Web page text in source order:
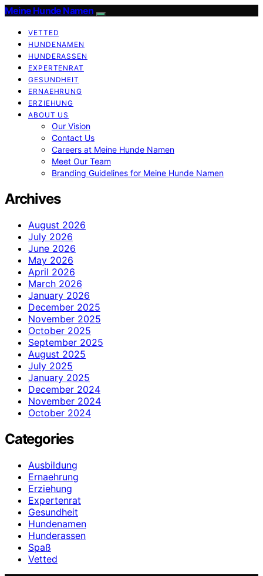
Meine Hunde Namen
VETTED
HUNDENAMEN
HUNDERASSEN
EXPERTENRAT
GESUNDHEIT
ERNAEHRUNG
ERZIEHUNG
ABOUT US
Our Vision
Contact Us
Careers at Meine Hunde Namen
Meet Our Team
Branding Guidelines for Meine Hunde Namen
Archives
August 2026
July 2026
June 2026
May 2026
April 2026
March 2026
January 2026
December 2025
November 2025
October 2025
September 2025
August 2025
July 2025
January 2025
December 2024
November 2024
October 2024
Categories
Ausbildung
Ernaehrung
Erziehung
Expertenrat
Gesundheit
Hundenamen
Hunderassen
Spaß
Vetted